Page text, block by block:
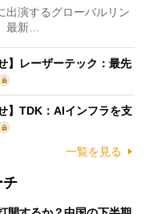
演するグローバルリン
最新…
】レーザーテック：最先
】TDK：AIインフラを支
一覧を見る
チ